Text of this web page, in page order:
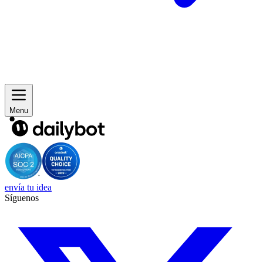
Menu
envía tu idea
Síguenos